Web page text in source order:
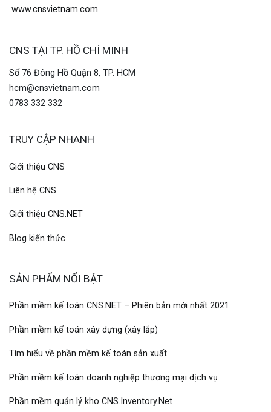
www.cnsvietnam.com
CNS TẠI TP. HỒ CHÍ MINH
Số 76 Đông Hồ Quận 8, TP. HCM
hcm@cnsvietnam.com
0783 332 332
TRUY CẬP NHANH
Giới thiệu CNS
Liên hệ CNS
Giới thiệu CNS.NET
Blog kiến thức
SẢN PHẨM NỔI BẬT
Phần mềm kế toán CNS.NET – Phiên bản mới nhất 2021
Phần mềm kế toán xây dựng (xây lắp)
Tìm hiểu về phần mềm kế toán sản xuất
Phần mềm kế toán doanh nghiệp thương mại dịch vụ
Phần mềm quản lý kho CNS.Inventory.Net